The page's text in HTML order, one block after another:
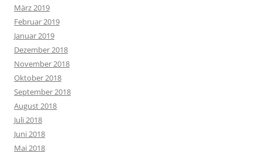
März 2019
Februar 2019
Januar 2019
Dezember 2018
November 2018
Oktober 2018
September 2018
August 2018
Juli 2018
Juni 2018
Mai 2018